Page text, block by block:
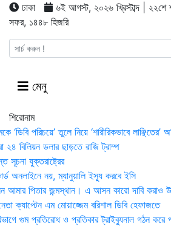
ঢাকা
৬ই আগস্ট, ২০২৬ খ্রিস্টাব্দ | ২২শে
সফর, ১৪৪৮ হিজরি
মেনু
শিরোনাম
‘ডিবি পরিচয়ে’ তুলে নিয়ে ‘শারীরিকভাবে
২৪ বিলিয়ন ডলার ছাড়তে রাজি ট্রাম্প
সূচনা যুক্তরাষ্ট্রের
অনলাইনে নয়, ম্যানুয়ালি ইস্যু করবে ইসি
পিতার জন্মস্থান। এ আসন কারো দাবি করাও
ক্যাপ্টেন এম মোয়াজ্জেম বরিশাল ডিবি হেফাজতে
গুম প্রতিরোধ ও প্রতিকার ট্রাইব্যুনাল গঠন করে